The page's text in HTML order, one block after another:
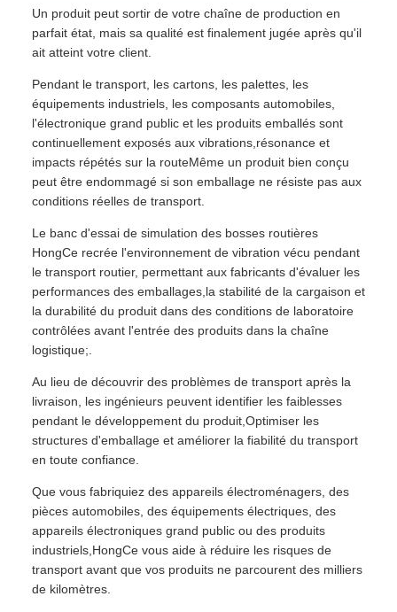
Un produit peut sortir de votre chaîne de production en
parfait état, mais sa qualité est finalement jugée après qu'il
ait atteint votre client.
Pendant le transport, les cartons, les palettes, les
équipements industriels, les composants automobiles,
l'électronique grand public et les produits emballés sont
continuellement exposés aux vibrations,résonance et
impacts répétés sur la routeMême un produit bien conçu
peut être endommagé si son emballage ne résiste pas aux
conditions réelles de transport.
Le banc d'essai de simulation des bosses routières
HongCe recrée l'environnement de vibration vécu pendant
le transport routier, permettant aux fabricants d'évaluer les
performances des emballages,la stabilité de la cargaison et
la durabilité du produit dans des conditions de laboratoire
contrôlées avant l'entrée des produits dans la chaîne
logistique;.
Au lieu de découvrir des problèmes de transport après la
livraison, les ingénieurs peuvent identifier les faiblesses
pendant le développement du produit,Optimiser les
structures d'emballage et améliorer la fiabilité du transport
en toute confiance.
Que vous fabriquiez des appareils électroménagers, des
pièces automobiles, des équipements électriques, des
appareils électroniques grand public ou des produits
industriels,HongCe vous aide à réduire les risques de
transport avant que vos produits ne parcourent des milliers
de kilomètres.